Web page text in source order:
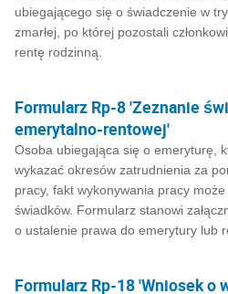
ubiegającego się o świadczenie w
zmarłej, po której pozostali
rentę rodzinną.
Formularz Rp-8 'Zeznanie
emerytalno-rentowej'
Osoba ubiegająca się o emeryturę,
wykazać okresów zatrudnienia za
pracy, fakt wykonywania pracy
świadków. Formularz stanowi
o ustalenie prawa do emerytury lub
Formularz Rp-18 'Wniosek o